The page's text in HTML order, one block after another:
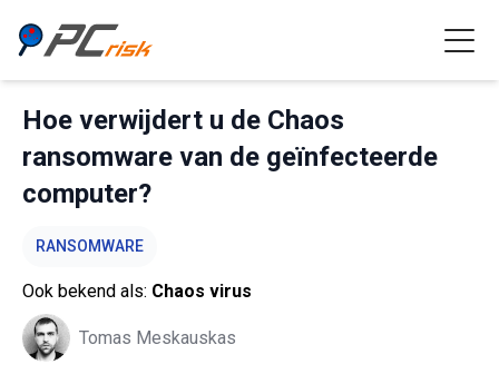
Hoe verwijdert u de Chaos
ransomware van de geïnfecteerde
computer?
RANSOMWARE
Ook bekend als: Chaos virus
Tomas Meskauskas